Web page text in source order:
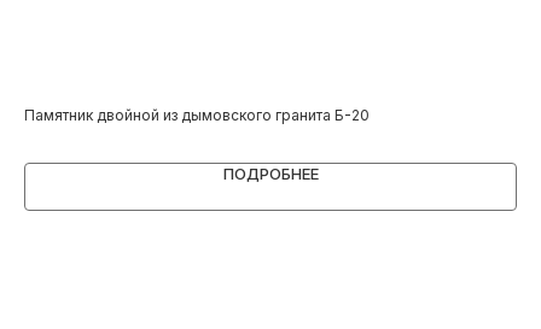
Памятник двойной из дымовского гранита Б-20
ПОДРОБНЕЕ